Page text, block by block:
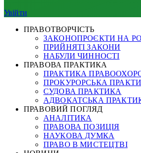
Увійти
ПРАВОТВОРЧІСТЬ
ЗАКОНОПРОЄКТИ НА
ПРИЙНЯТІ ЗАКОНИ
НАБУЛИ ЧИННОСТІ
ПРАВОВА ПРАКТИКА
ПРАКТИКА
ПРОКУРОРСЬКА
СУДОВА ПРАКТИКА
АДВОКАТСЬКА
ПРАВОВИЙ ПОГЛЯД
АНАЛІТИКА
ПРАВОВА ПОЗИЦІЯ
НАУКОВА ДУМКА
ПРАВО В МИСТЕЦТВІ